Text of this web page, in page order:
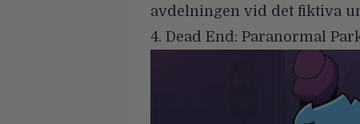
avdelningen vid det fiktiva
4. Dead End: Paranormal